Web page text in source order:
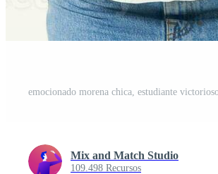
Mix and Match Studio
109.498 Recursos